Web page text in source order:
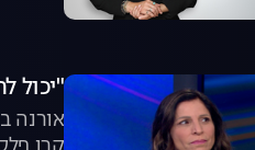
"יכול
אורנה